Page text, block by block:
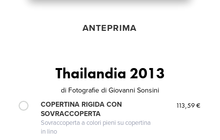
ANTEPRIMA
Thailandia 2013
di Fotografie di Giovanni Sonsini
COPERTINA RIGIDA CON
SOVRACCOPERTA
Sovraccoperta a colori pieni su copertina
in lino
113,59 €